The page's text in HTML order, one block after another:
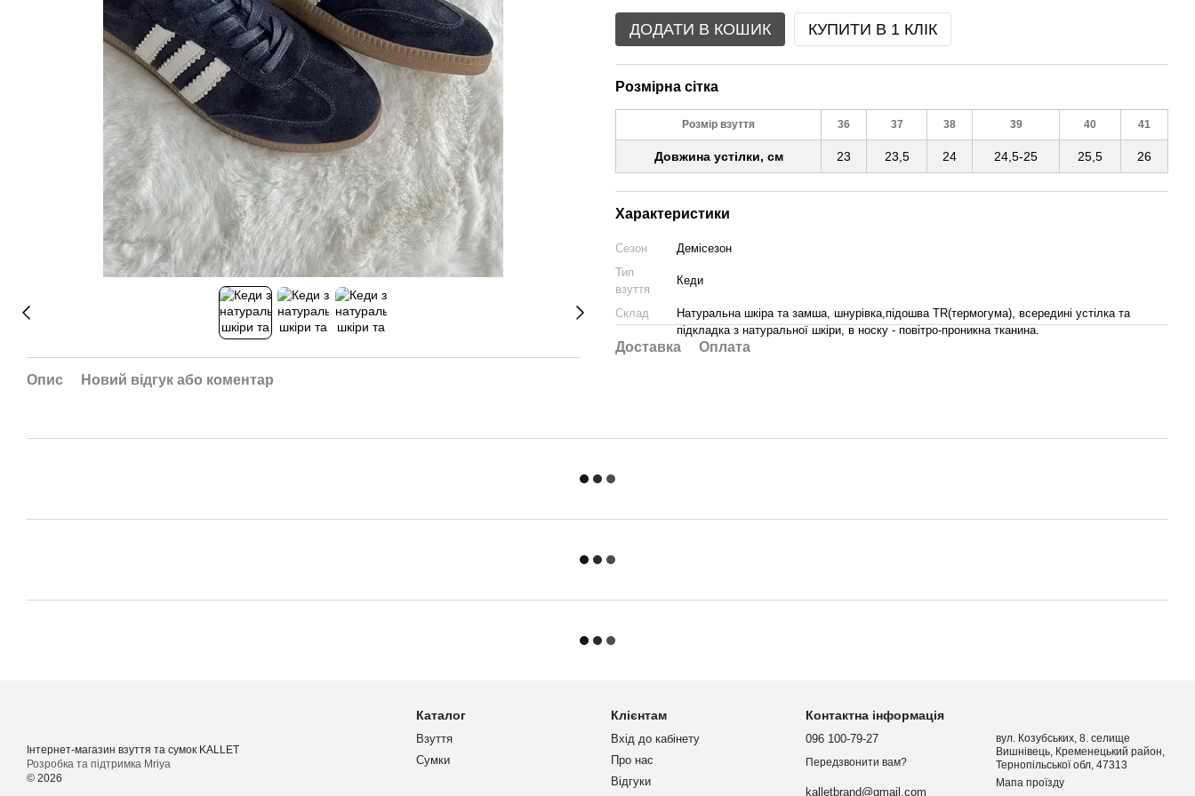
Опис Новий відгук або коментар
ДОДАТИ В КОШИК КУПИТИ В 1 КЛІК
Розмірна сітка
Розмір взуття 36 37 38 39 40 41
Довжина устілки, см 23 23,5 24 24,5-25 25,5 26
Характеристики
Сезон
Демісезон
Тип
взуття
Кеди
Склад
Натуральна шкіра та замша, шнурівка,підошва TR(термогума), всередині устілка та
підкладка з натуральної шкіри, в носку - повітро-проникна тканина.
Доставка Оплата
Інтернет-магазин взуття та сумок KALLET
Розробка та підтримка Mriya
© 2026
Каталог
Взуття
Сумки
Клієнтам
Вхід до кабінету
Про нас
Відгуки
Контактна інформація
096 100-79-27
Передзвонити вам?
kalletbrand@gmail.com
вул. Козубських, 8. селище
Вишнівець, Кременецький район,
Тернопільської обл, 47313
Мапа проїзду